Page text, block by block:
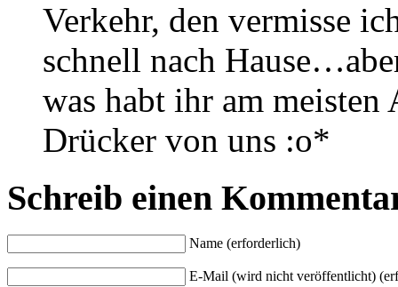
Verkehr, den vermisse
schnell nach
was habt ihr am
Drücker von uns :o*
Schreib einen
Name (erforderlich)
E-Mail (wird nicht veröffentlicht)